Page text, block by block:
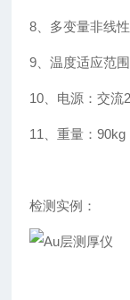
8、多变量非线
9、温度适应范
10、电源：交流
11、重量：90kg
检测实例：